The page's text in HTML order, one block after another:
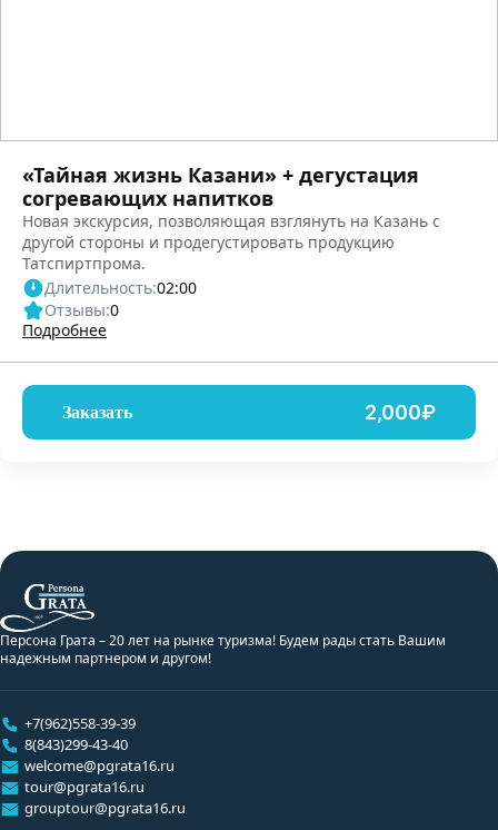
«Тайная жизнь Казани» + дегустация
согревающих напитков
Новая экскурсия, позволяющая взглянуть на Казань с
другой стороны и продегустировать продукцию
Татспиртпрома.
Длительность:02:00
Отзывы:0
Подробнее
Заказать 2,000₽
Персона Грата – 20 лет на рынке туризма! Будем рады стать Вашим
надежным партнером и другом!
+7(962)558-39-39
8(843)299-43-40
welcome@pgrata16.ru
tour@pgrata16.ru
grouptour@pgrata16.ru